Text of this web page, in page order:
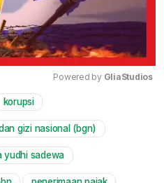
Powered by GliaStudios
korupsi
gizi nasional (bgn)
yudhi sadewa